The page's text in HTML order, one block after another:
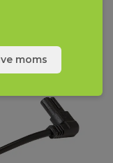
moms